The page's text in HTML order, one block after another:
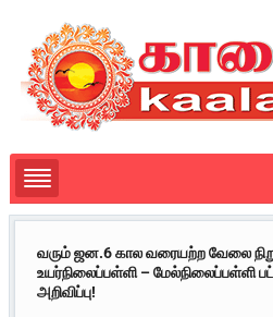
வரும் ஜன.6 கால வரையற்ற வேலை
உயர்நிலைப்பள்ளி – மேல்நிலைப்பள்ளி
அறிவிப்பு!